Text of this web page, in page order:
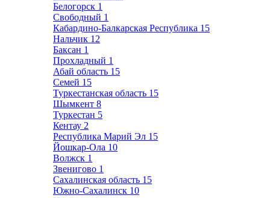
Белогорск 1
Свободный 1
Кабардино-Балкарская Республика 15
Нальчик 12
Баксан 1
Прохладный 1
Абай область 15
Семей 15
Туркестанская область 15
Шымкент 8
Туркестан 5
Кентау 2
Республика Марий Эл 15
Йошкар-Ола 10
Волжск 1
Звенигово 1
Сахалинская область 15
Южно-Сахалинск 10